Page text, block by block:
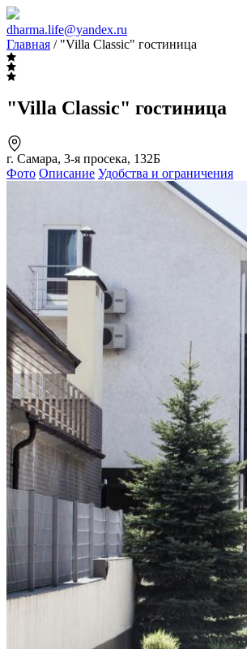
dharma.life@yandex.ru
Главная / "Villa Classic" гостиница
"Villa Classic" гостиница
г. Самара, 3-я просека, 132Б
Фото Описание Удобства и ограничения